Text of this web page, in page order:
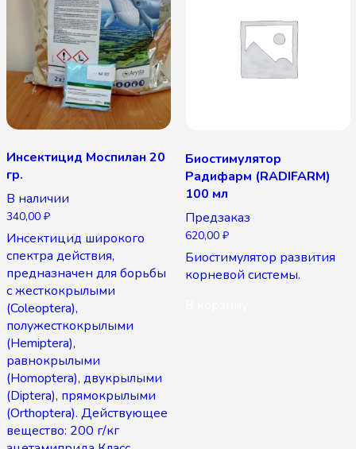
Инсектицид Моспилан 20
гр.
В наличии
340,00 ₽
Инсектицид широкого
спектра действия,
предназначен для борьбы
с жесткокрылыми
(Coleoptera),
полужесткокрылыми
(Hemiptera),
равнокрылыми
(Hоmоptera), двукрылыми
(Diptera), прямокрылыми
(Orthoptera). Действующее
вещество: 200 г/кг
Биостимулятор
Радифарм (RADIFARM)
100 мл
Предзаказ
620,00 ₽
Биостимулятор развития
корневой системы.